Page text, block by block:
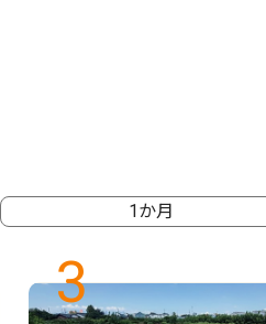
1か月
3